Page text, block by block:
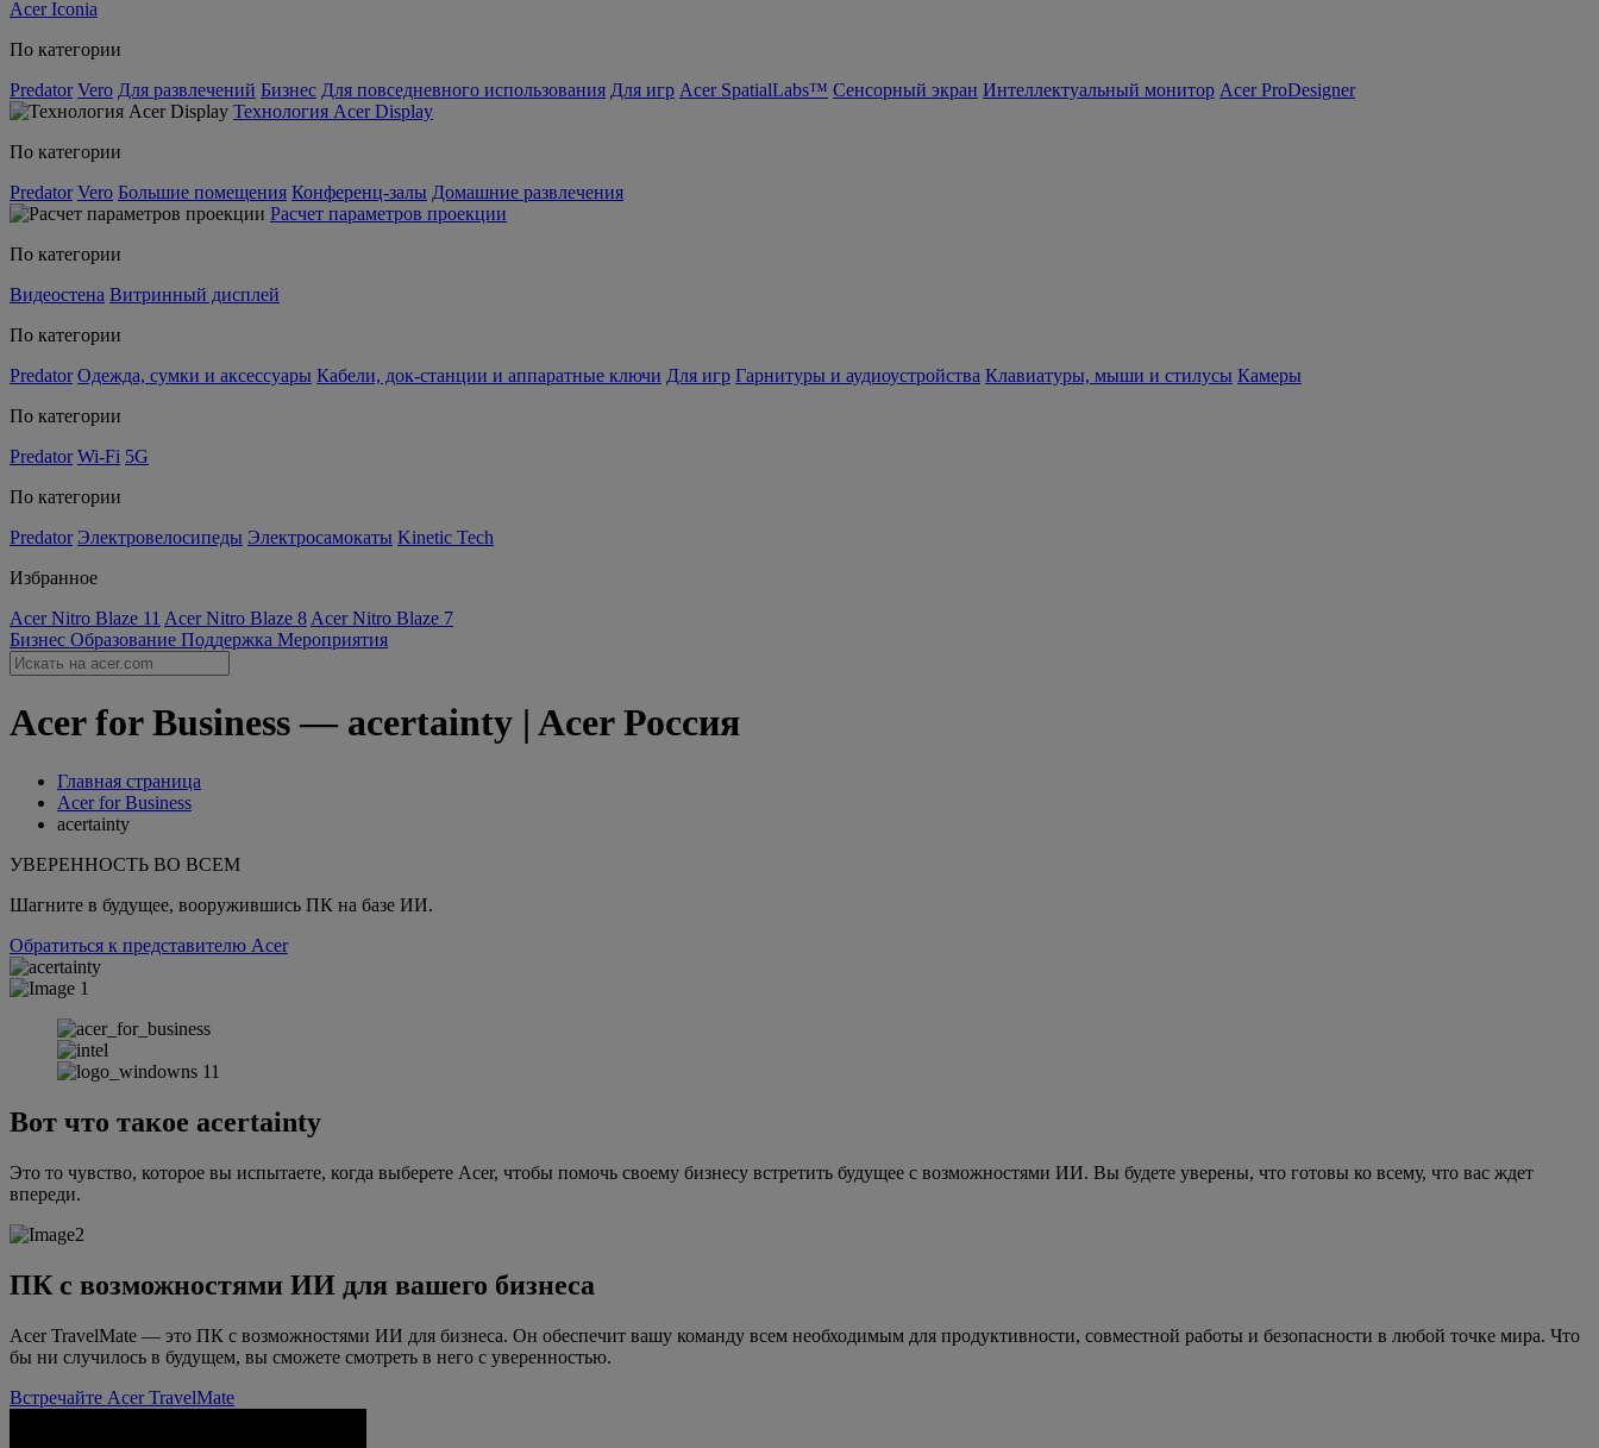
Acer Iconia
По категории
Predator Vero Для развлечений Бизнес Для повседневного использования Для игр Acer SpatialLabs™ Сенсорный экран Интеллектуальный монитор Acer ProDesigner
Технология Acer Display
По категории
Predator Vero Большие помещения Конференц-залы Домашние развлечения
Расчет параметров проекции
По категории
Видеостена Витринный дисплей
По категории
Predator Одежда, сумки и аксессуары Кабели, док-станции и аппаратные ключи Для игр Гарнитуры и аудиоустройства Клавиатуры, мыши и стилусы Камеры
По категории
Predator Wi-Fi 5G
По категории
Predator Электровелосипеды Электросамокаты Kinetic Tech
Избранное
Acer Nitro Blaze 11 Acer Nitro Blaze 8 Acer Nitro Blaze 7
Бизнес Образование Поддержка Мероприятия
Acer for Business — acertainty | Acer Россия
Главная страница
Acer for Business
acertainty
УВЕРЕННОСТЬ ВО ВСЕМ
Шагните в будущее, вооружившись ПК на базе ИИ.
Обратиться к представителю Acer
Вот что такое acertainty
Это то чувство, которое вы испытаете, когда выберете Acer, чтобы помочь своему бизнесу встретить будущее с возможностями ИИ. Вы будете уверены, что готовы ко всему, что вас ждет
впереди.
ПК с возможностями ИИ для вашего бизнеса
Acer TravelMate — это ПК с возможностями ИИ для бизнеса. Он обеспечит вашу команду всем необходимым для продуктивности, совместной работы и безопасности в любой точке мира. Что
бы ни случилось в будущем, вы сможете смотреть в него с уверенностью.
Встречайте Acer TravelMate